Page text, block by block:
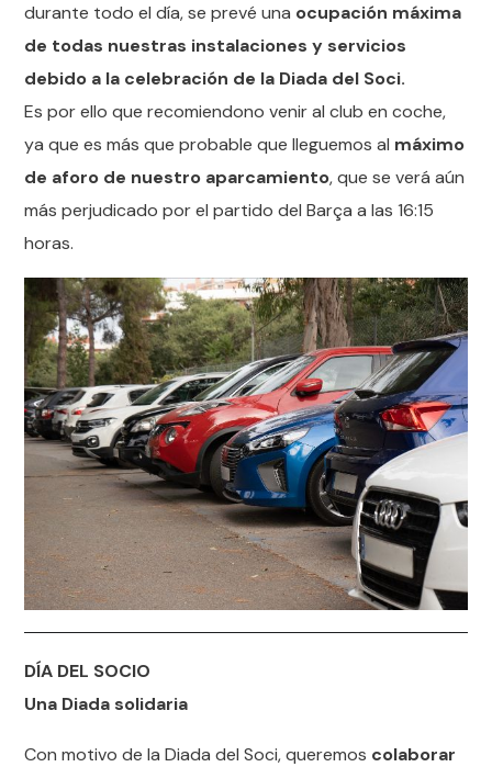
durante todo el día, se prevé una ocupación máxima
de todas nuestras instalaciones y servicios
debido a la celebración de la Diada del Soci.
Es por ello que recomiendono venir al club en coche,
ya que es más que probable que lleguemos al máximo
de aforo de nuestro aparcamiento, que se verá aún
más perjudicado por el partido del Barça a las 16:15
horas.
DÍA DEL SOCIO
Una Diada solidaria
Con motivo de la Diada del Soci, queremos colaborar